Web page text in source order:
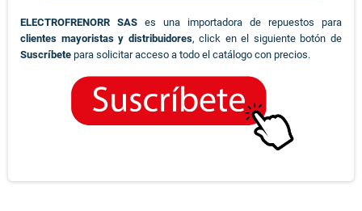
ELECTROFRENORR SAS es una importadora de repuestos para
clientes mayoristas y distribuidores, click en el siguiente botón de
Suscríbete para solicitar acceso a todo el catálogo con precios.